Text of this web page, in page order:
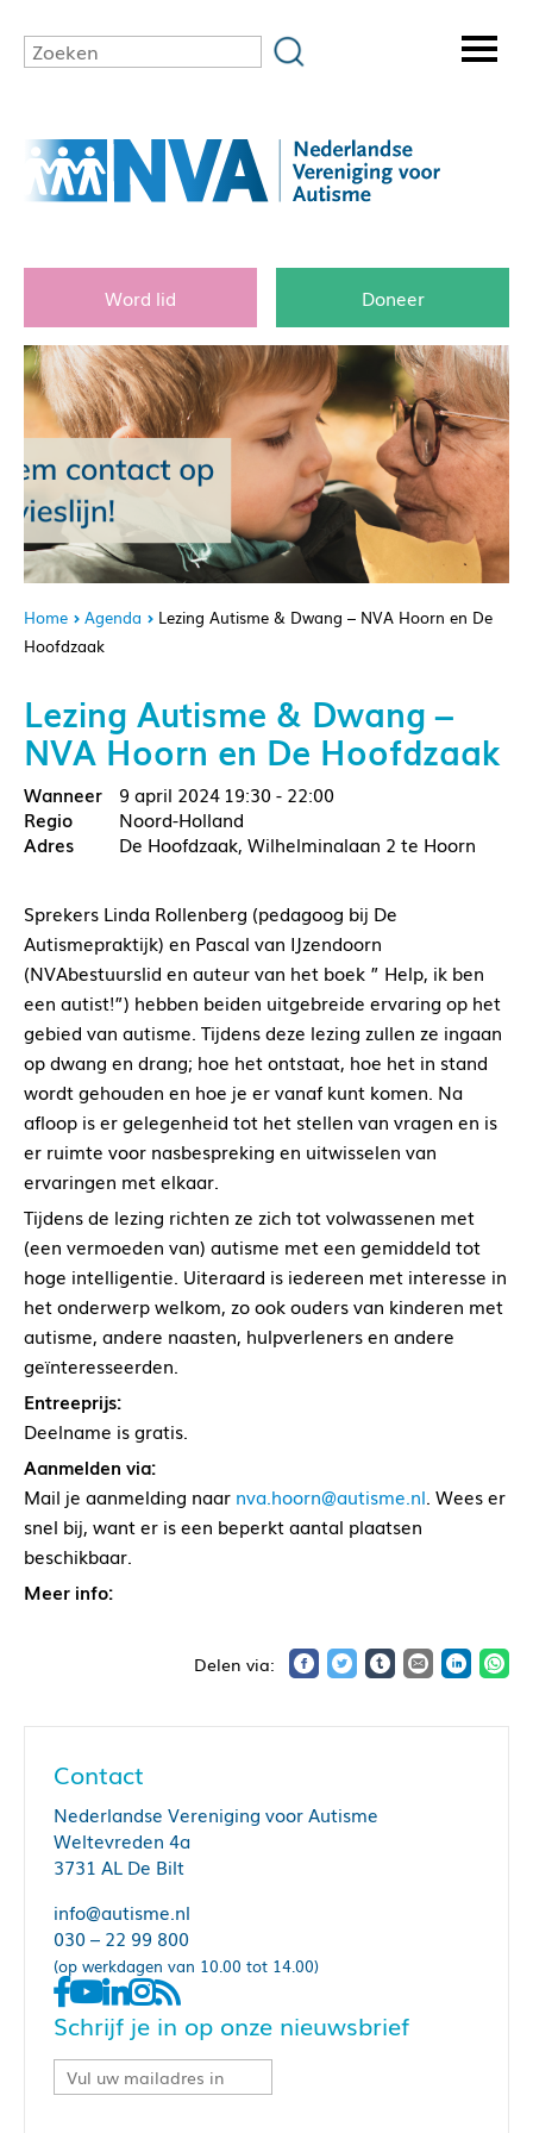
Word lid Doneer
Home Agenda
Lezing Autisme & Dwang – NVA Hoorn en De
Hoofdzaak
Lezing Autisme & Dwang –
NVA Hoorn en De Hoofdzaak
9 april 2024 19:30 - 22:00
Noord-Holland
De Hoofdzaak, Wilhelminalaan 2 te Hoorn
Sprekers Linda Rollenberg (pedagoog bij De
Autismepraktijk) en Pascal van IJzendoorn
(NVAbestuurslid en auteur van het boek ” Help, ik ben
een autist!”) hebben beiden uitgebreide ervaring op het
gebied van autisme. Tijdens deze lezing zullen ze ingaan
op dwang en drang; hoe het ontstaat, hoe het in stand
wordt gehouden en hoe je er vanaf kunt komen. Na
afloop is er gelegenheid tot het stellen van vragen en is
er ruimte voor nasbespreking en uitwisselen van
ervaringen met elkaar.
Tijdens de lezing richten ze zich tot volwassenen met
(een vermoeden van) autisme met een gemiddeld tot
hoge intelligentie. Uiteraard is iedereen met interesse in
het onderwerp welkom, zo ook ouders van kinderen met
autisme, andere naasten, hulpverleners en andere
geïnteresseerden.
Entreeprijs:
Deelname is gratis.
Aanmelden via:
Mail je aanmelding naar nva.hoorn@autisme.nl. Wees er
snel bij, want er is een beperkt aantal plaatsen
beschikbaar.
Meer info:
Contact
Nederlandse Vereniging voor Autisme
Weltevreden 4a
3731 AL De Bilt
info@autisme.nl
030 – 22 99 800
(op werkdagen van 10.00 tot 14.00)
Schrijf je in op onze nieuwsbrief